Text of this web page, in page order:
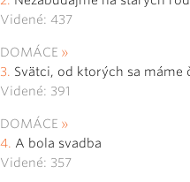
Videné: 437
DOMÁCE
Svätci, od ktorých sa máme
Videné: 391
DOMÁCE
A bola svadba
Videné: 357